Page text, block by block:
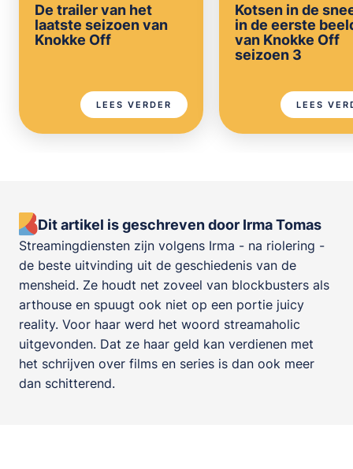
De trailer van het
laatste seizoen van
Knokke Off
LEES VERDER
Kotsen in de
in de eerste
van Knokke Off
seizoen 3
LEES
Dit artikel is geschreven door Irma Tomas
Streamingdiensten zijn volgens Irma - na riolering -
de beste uitvinding uit de geschiedenis van de
mensheid. Ze houdt net zoveel van blockbusters als
arthouse en spuugt ook niet op een portie juicy
reality. Voor haar werd het woord streamaholic
uitgevonden. Dat ze haar geld kan verdienen met
het schrijven over films en series is dan ook meer
dan schitterend.